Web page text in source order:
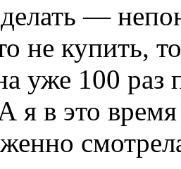
—
не купить,
уже 100 раз
я в это